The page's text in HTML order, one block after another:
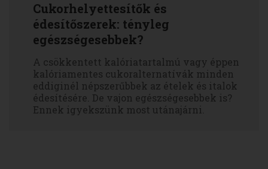
Cukorhelyettesítők és
édesítőszerek: tényleg
egészségesebbek?
A csökkentett kalóriatartalmú vagy éppen
kalóriamentes cukoralternatívák minden
eddiginél népszerűbbek az ételek és italok
édesítésére. De vajon egészségesebbek is?
Ennek igyekszünk most utánajárni.